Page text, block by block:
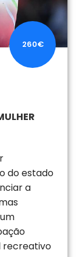
260€
do estado
a
recreativo